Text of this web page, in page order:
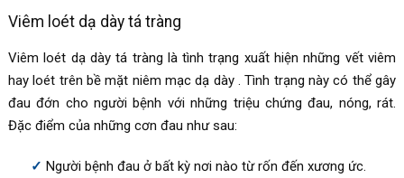
Viêm loét dạ dày tá tràng
Viêm loét dạ dày tá tràng là tình trạng xuất hiện những vết viêm
hay loét trên bề mặt niêm mạc dạ dày . Tình trạng này có thể gây
đau đớn cho người bệnh với những triệu chứng đau, nóng, rát.
Đặc điểm của những cơn đau như sau:
Người bệnh đau ở bất kỳ nơi nào từ rốn đến xương ức.